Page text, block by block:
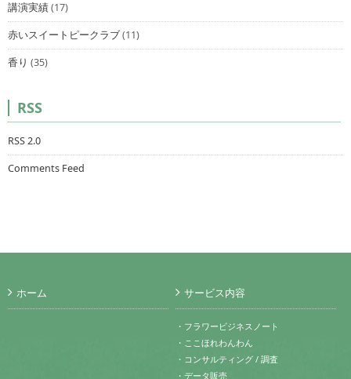
講演実績(17)
赤いスイートピークラブ(11)
香り (35)
RSS
RSS 2.0
Comments Feed
ホーム サービス内容
・フラワービジネスノート
・ここほれわんわん
・コンサルティング / 調査
・データ販売